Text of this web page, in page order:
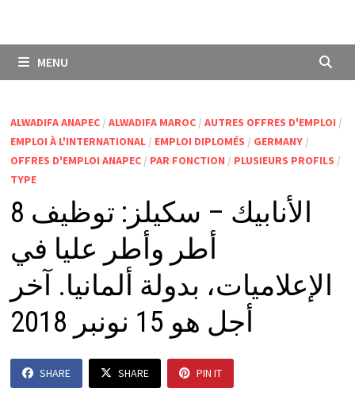
MENU
ALWADIFA ANAPEC/ ALWADIFA MAROC/ AUTRES OFFRES D'EMPLOI /
EMPLOI À L'INTERNATIONAL/ EMPLOI DIPLOMÉS / GERMANY/
OFFRES D'EMPLOI ANAPEC/ PAR FONCTION / PLUSIEURS PROFILS /
TYPE
الأنابيك – سكيلز: توظيف 8
أطر وأطر عليا في
الإعلاميات، بدولة ألمانيا. آخر
أجل هو 15 نونبر 2018
SHARE SHARE PIN IT